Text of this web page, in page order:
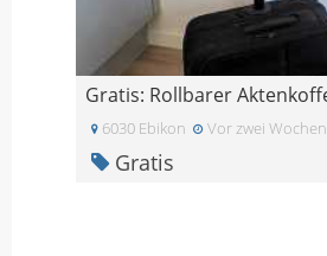
6030 Ebikon Vor zwei Wochen
Gratis